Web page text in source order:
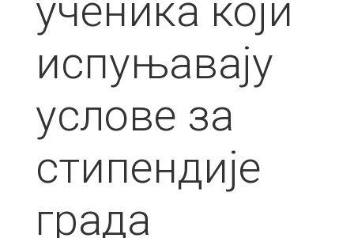
ученика који
испуњавају
услове за
стипендије
града